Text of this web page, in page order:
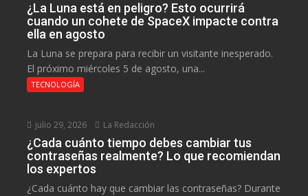
¿La Luna está en peligro? Esto ocurrirá
cuando un cohete de SpaceX impacte contra
ella en agosto
La Luna se prepara para recibir un visitante inesperado.
El próximo miércoles 5 de agosto, una...
TECNOLOGÍA
julio 29, 2026 La Redacción
¿Cada cuánto tiempo debes cambiar tus
contraseñas realmente? Lo que recomiendan
los expertos
¿Cada cuánto hay que cambiar las contraseñas? Durante